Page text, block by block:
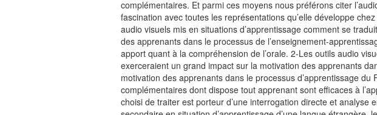
complémentaires. Et parmi ces moyens nous préférons citer
fascination avec toutes les représentations qu’elle développe
audio visuels mis en situations d’apprentissage comment se
des apprenants dans le processus de l’enseignement-
apport quant à la compréhension de l’orale. 2-Les outils audio
exerceraient un grand impact sur la motivation des apprenants
motivation des apprenants dans le processus d’apprentissage
complémentaires dont dispose tout apprenant sont efficaces à
choisi de traiter est porteur d’une interrogation directe et